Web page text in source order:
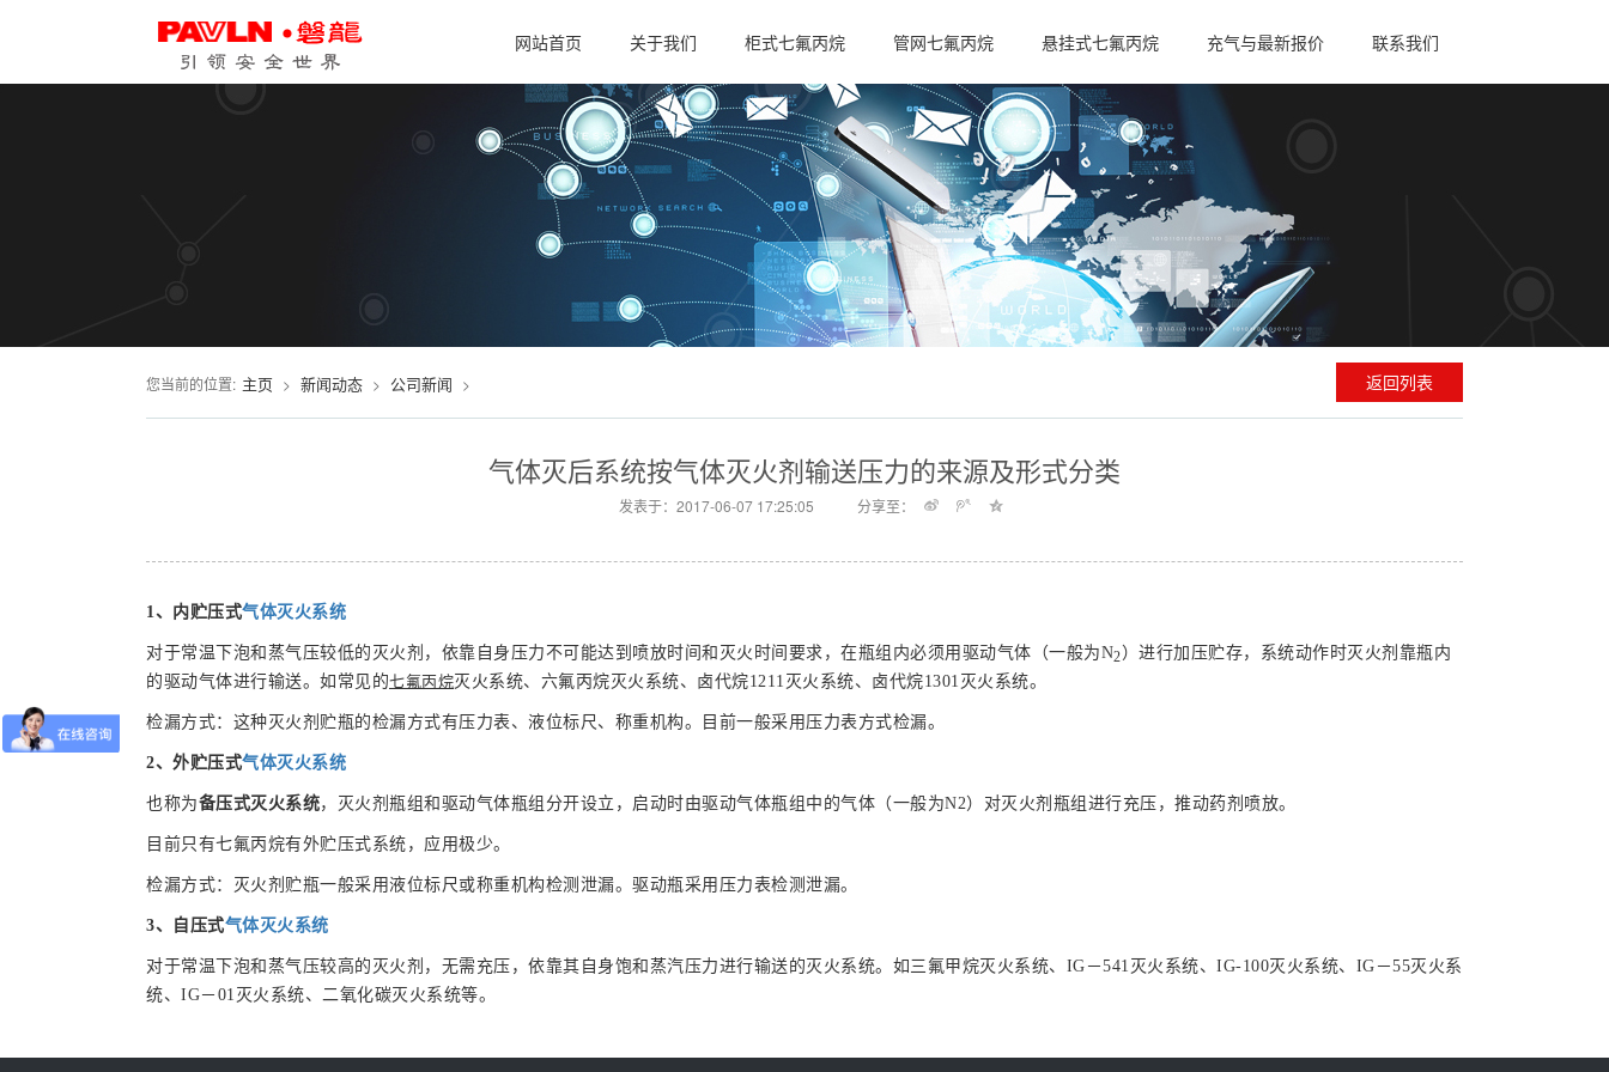
网站首页 关于我们
公司简介 公司资质
柜式七氟丙烷 管网七氟丙烷 悬挂式七氟丙烷 充气与最新报价 联系我们
返回列表
您当前的位置: 主页 > 新闻动态 > 公司新闻 >
气体灭后系统按气体灭火剂输送压力的来源及形式分类
发表于：2017-06-07 17:25:05 分享至：
1、内贮压式气体灭火系统
对于常温下泡和蒸气压较低的灭火剂，依靠自身压力不可能达到喷放时间和灭火时间要求，在瓶组内必须用驱动气体（一般为N2）进行加压贮存，系统动作时灭火剂靠瓶内
的驱动气体进行输送。如常见的七氟丙烷灭火系统、六氟丙烷灭火系统、卤代烷1211灭火系统、卤代烷1301灭火系统。
检漏方式：这种灭火剂贮瓶的检漏方式有压力表、液位标尺、称重机构。目前一般采用压力表方式检漏。
2、外贮压式气体灭火系统
也称为备压式灭火系统，灭火剂瓶组和驱动气体瓶组分开设立，启动时由驱动气体瓶组中的气体（一般为N2）对灭火剂瓶组进行充压，推动药剂喷放。
目前只有七氟丙烷有外贮压式系统，应用极少。
检漏方式：灭火剂贮瓶一般采用液位标尺或称重机构检测泄漏。驱动瓶采用压力表检测泄漏。
3、自压式气体灭火系统
对于常温下泡和蒸气压较高的灭火剂，无需充压，依靠其自身饱和蒸汽压力进行输送的灭火系统。如三氟甲烷灭火系统、IG－541灭火系统、IG-100灭火系统、IG－55灭火系
统、IG－01灭火系统、二氧化碳灭火系统等。